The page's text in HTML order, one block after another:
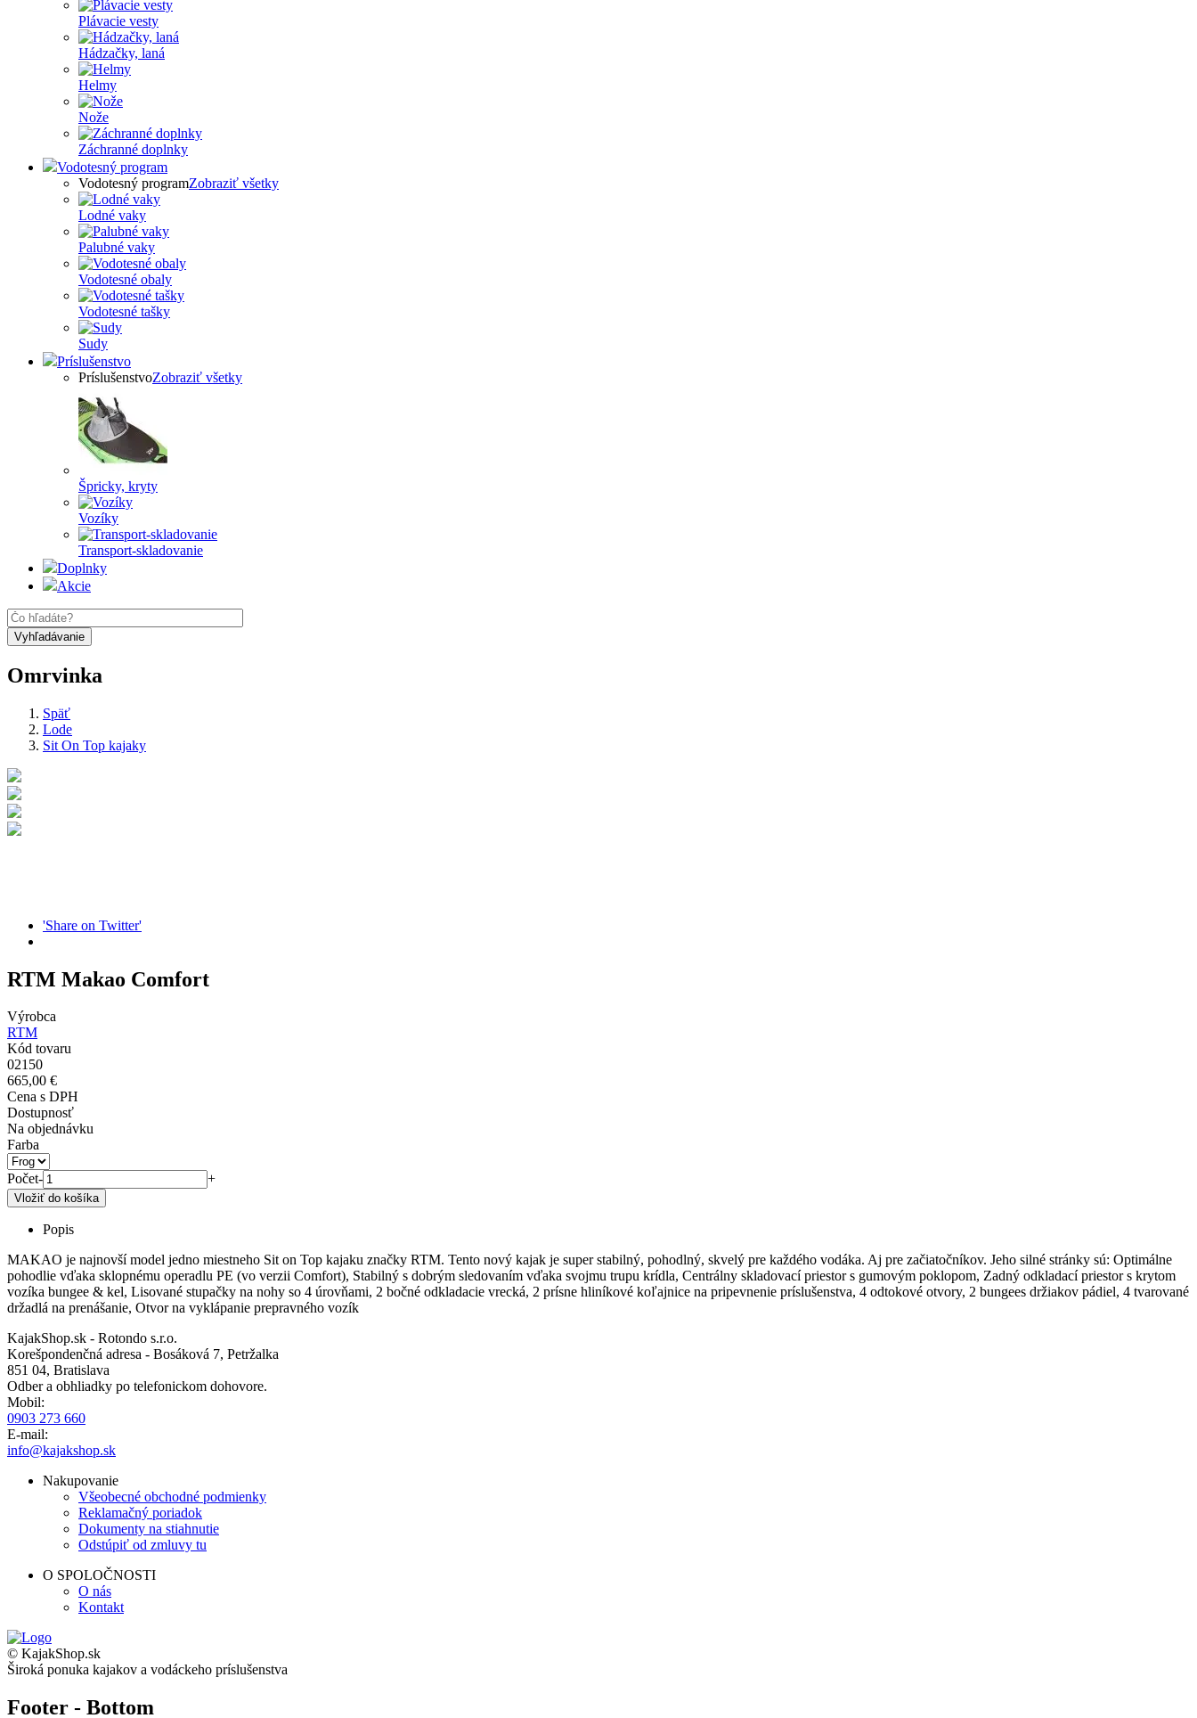
Plávacie vesty
Hádzačky, laná
Helmy
Nože
Záchranné doplnky
Vodotesný program
Vodotesný programZobraziť všetky
Lodné vaky
Palubné vaky
Vodotesné obaly
Vodotesné tašky
Sudy
Príslušenstvo
PríslušenstvoZobraziť všetky
Špricky, kryty
Vozíky
Transport-skladovanie
Doplnky
Akcie
Omrvinka
Späť
Lode
Sit On Top kajaky
'Share on Twitter'
RTM Makao Comfort
Výrobca
RTM
Kód tovaru
02150
665,00 €
Cena s DPH
Dostupnosť
Na objednávku
Farba
Počet- +
Popis
MAKAO je najnovší model jedno miestneho Sit on Top kajaku značky RTM. Tento nový kajak je super stabilný, pohodlný, skvelý pre každého vodáka. Aj pre začiatočníkov. Jeho silné stránky sú: Optimálne
pohodlie vďaka sklopnému operadlu PE (vo verzii Comfort), Stabilný s dobrým sledovaním vďaka svojmu trupu krídla, Centrálny skladovací priestor s gumovým poklopom, Zadný odkladací priestor s krytom
vozíka bungee & kel, Lisované stupačky na nohy so 4 úrovňami, 2 bočné odkladacie vrecká, 2 prísne hliníkové koľajnice na pripevnenie príslušenstva, 4 odtokové otvory, 2 bungees držiakov pádiel, 4 tvarované
držadlá na prenášanie, Otvor na vyklápanie prepravného vozík
KajakShop.sk - Rotondo s.r.o.
Korešpondenčná adresa - Bosáková 7, Petržalka
851 04, Bratislava
Odber a obhliadky po telefonickom dohovore.
Mobil:
0903 273 660
E-mail:
info@kajakshop.sk
Nakupovanie
Všeobecné obchodné podmienky
Reklamačný poriadok
Dokumenty na stiahnutie
Odstúpiť od zmluvy tu
O SPOLOČNOSTI
O nás
Kontakt
© KajakShop.sk
Široká ponuka kajakov a vodáckeho príslušenstva
Footer - Bottom